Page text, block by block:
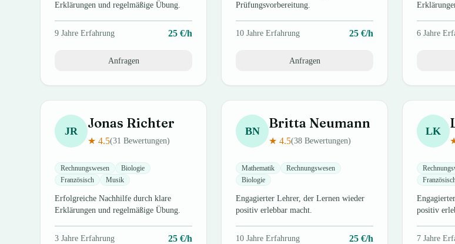
Erklärungen und regelmäßige Übung.
9 Jahre Erfahrung 25 €/h
Anfragen
Prüfungsvorbereitung.
10 Jahre Erfahrung 25 €/h
Anfragen
6 Jahre
JR Jonas Richter
★ 4.5(31 Bewertungen)
Rechnungswesen
Biologie
Französisch
Musik
Erfolgreiche Nachhilfe durch klare
Erklärungen und regelmäßige Übung.
3 Jahre Erfahrung 25 €/h
BN Britta Neumann
★ 4.5(38 Bewertungen)
Mathematik
Rechnungswesen
Biologie
Engagierter Lehrer, der Lernen wieder
positiv erlebbar macht.
10 Jahre Erfahrung 25 €/h
LK
positiv
7 Jahre